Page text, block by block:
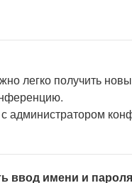
легко получить
администратором
ввод имени и